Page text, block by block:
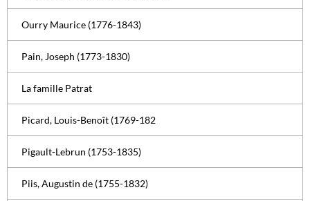
Ourry Maurice (1776-1843)
Pain, Joseph (1773-1830)
La famille Patrat
Picard, Louis-Benoît (1769-182
Pigault-Lebrun (1753-1835)
Piis, Augustin de (1755-1832)